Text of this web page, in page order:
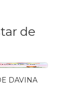
de
DAVINA